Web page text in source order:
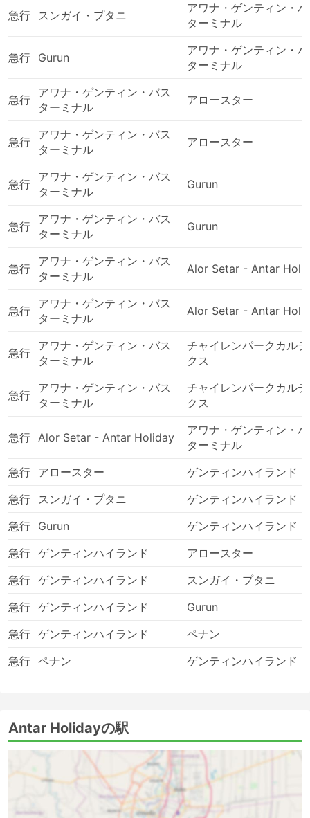
急行 スンガイ・プタニ
アワナ・ゲンティン・
ターミナル
急行 Gurun
アワナ・ゲンティン・
ターミナル
急行
アワナ・ゲンティン・バス
ターミナル
アロースター
急行
アワナ・ゲンティン・バス
ターミナル
アロースター
急行
アワナ・ゲンティン・バス
ターミナル
Gurun
急行
アワナ・ゲンティン・バス
ターミナル
Gurun
急行
アワナ・ゲンティン・バス
ターミナル
Alor Setar - Antar
急行
アワナ・ゲンティン・バス
ターミナル
Alor Setar - Antar
急行
アワナ・ゲンティン・バス
ターミナル
チャイレンパークカル
クス
急行
アワナ・ゲンティン・バス
ターミナル
チャイレンパークカル
クス
急行 Alor Setar - Antar Holiday
アワナ・ゲンティン・
ターミナル
急行 アロースター
ゲンティンハイランド
急行 スンガイ・プタニ
ゲンティンハイランド
急行 Gurun
ゲンティンハイランド
急行 ゲンティンハイランド
アロースター
急行 ゲンティンハイランド
スンガイ・プタニ
急行 ゲンティンハイランド
Gurun
急行 ゲンティンハイランド
ペナン
急行 ペナン ゲンティンハイランド
Antar Holidayの駅